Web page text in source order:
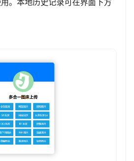
。本地历史记录可在界面下方